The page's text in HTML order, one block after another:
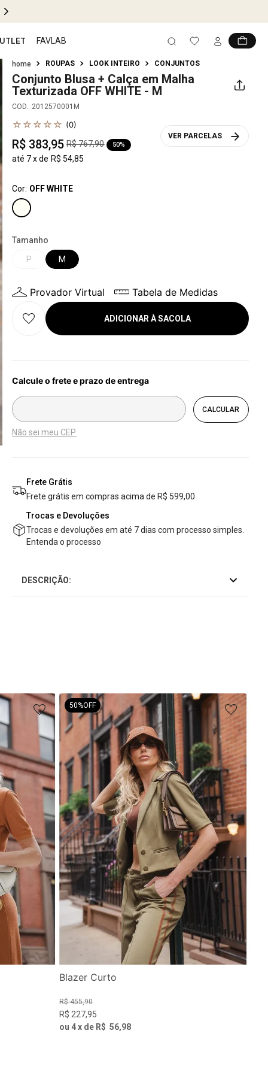
FAVLAB
ROUPAS LOOK INTEIRO CONJUNTOS
Conjunto Blusa + Calça em Malha
Texturizada OFF WHITE - M
COD.: 2012570001M
☆ ☆ ☆ ☆ ☆ (0)
R$ 383,95 R$767,90 50%
até 7 x de R$ 54,85
VER PARCELAS
Cor: OFF WHITE
Tamanho
P
M
Provador Virtual Tabela de Medidas
ADICIONAR À SACOLA
Não sei meu CEP
Frete Grátis
Frete grátis em compras acima de R$ 599,00
Trocas e Devoluções
Trocas e devoluções em até 7 dias com processo simples.
Entenda o processo
DESCRIÇÃO:
50%OFF
Blazer Curto
R$ 455,90
R$ 227,95
ou 4x de R$ 56,98